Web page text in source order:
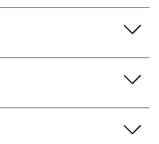
Action mit Standplatte.
Messer. Die
sorgen für einen
Übung mit dem
Master Steel an. Bei
für Messer und